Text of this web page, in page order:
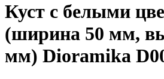
Куст с белыми
(ширина 50 мм,
мм) Dioramika